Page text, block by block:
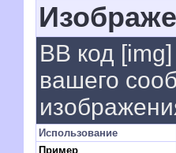
BB код
вашего
Использование
Пример